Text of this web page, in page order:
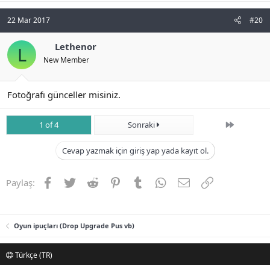
22 Mar 2017 #20
L Lethenor
New Member
Fotoğrafı günceller misiniz.
1 of 4 Sonraki Son
Cevap yazmak için giriş yap yada kayıt ol.
Paylaş: Facebook
TwitterReddit PinterestTumblrWhatsApp
E-postaLink
Oyun ipuçları (Drop Upgrade Pus vb)
Türkçe (TR)